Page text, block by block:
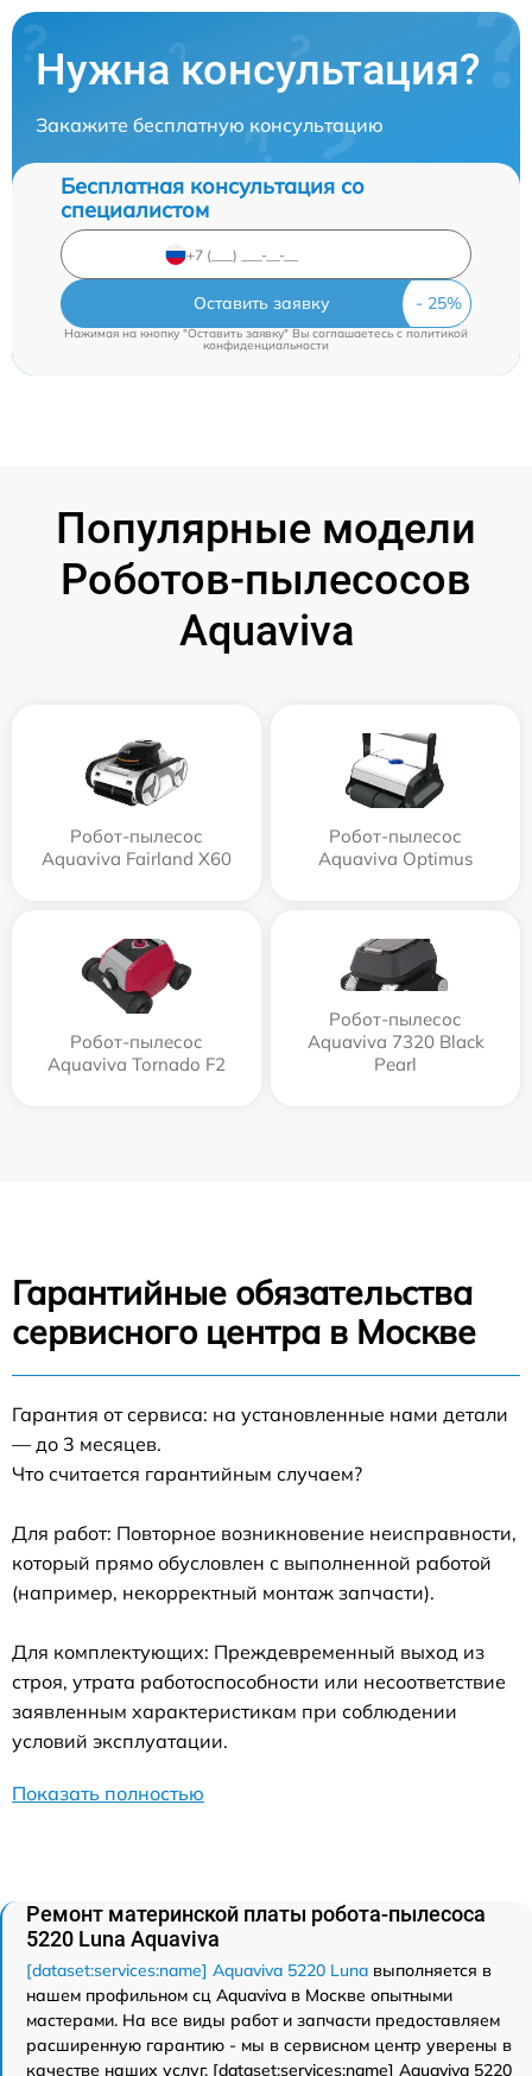
Нужна консультация?
Закажите бесплатную консультацию
Бесплатная консультация со
специалистом
Оставить заявку
Нажимая на кнопку "Оставить заявку" Вы соглашаетесь c политикой
конфиденциальности
Популярные модели
Роботов-пылесосов
Aquaviva
Робот-пылесос
Aquaviva Fairland X60
Робот-пылесос
Aquaviva Optimus
Робот-пылесос
Aquaviva Tornado F2
Робот-пылесос
Aquaviva 7320 Black
Pearl
Гарантийные обязательства
сервисного центра в Москве
Гарантия от сервиса: на установленные нами детали
— до 3 месяцев.
Что считается гарантийным случаем?
Для работ: Повторное возникновение неисправности,
который прямо обусловлен с выполненной работой
(например, некорректный монтаж запчасти).
Для комплектующих: Преждевременный выход из
строя, утрата работоспособности или несоответствие
заявленным характеристикам при соблюдении
условий эксплуатации.
Показать полностью
Ремонт материнской платы робота-пылесоса
5220 Luna Aquaviva
[dataset:services:name] Aquaviva 5220 Luna выполняется в
нашем профильном сц Aquaviva в Москве опытными
мастерами. На все виды работ и запчасти предоставляем
расширенную гарантию - мы в сервисном центр уверены в
качестве наших услуг. [dataset:services:name] Aquaviva 5220